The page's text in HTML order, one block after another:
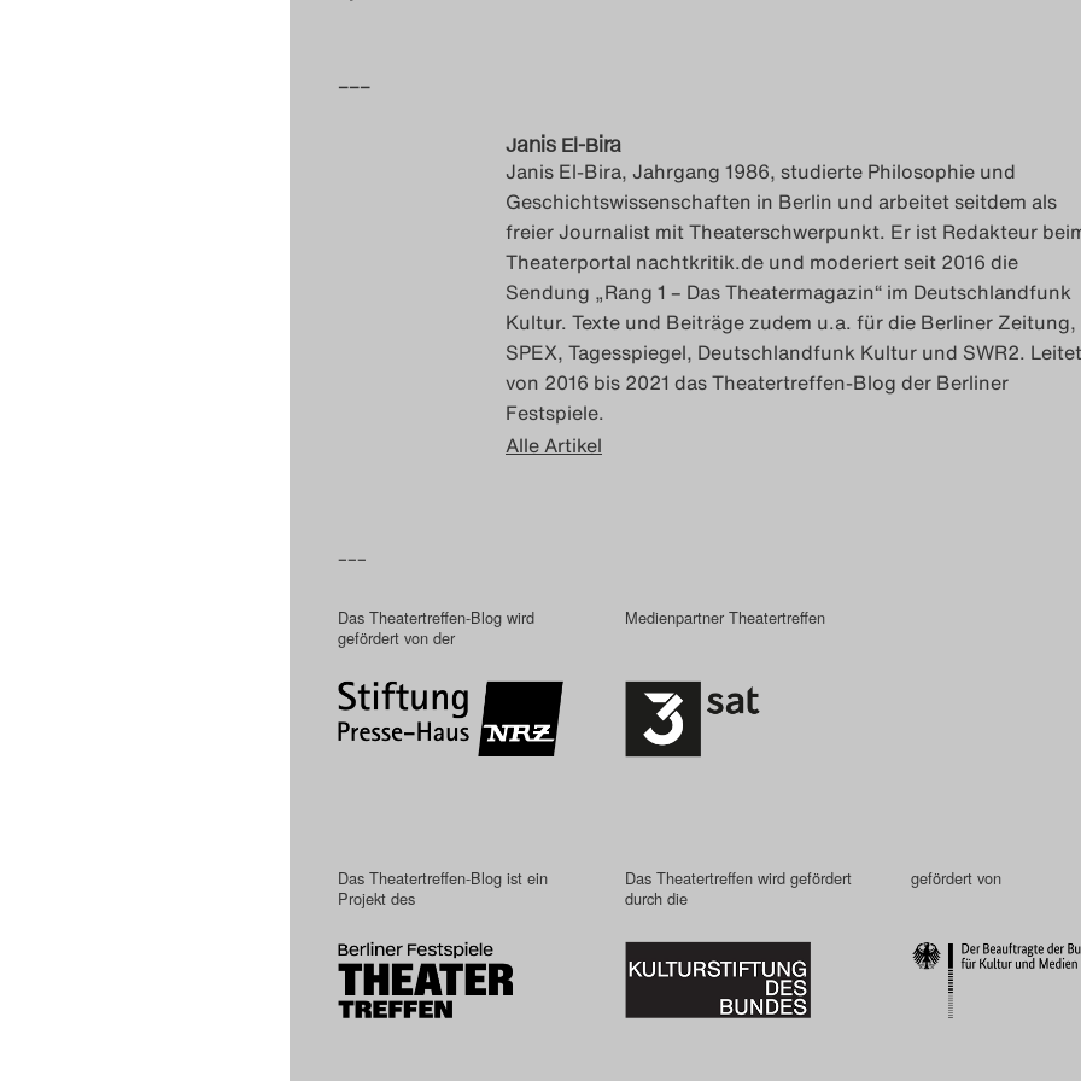
–––
Janis El-Bira
Janis El-Bira, Jahrgang 1986, studierte Philosophie und
Geschichtswissenschaften in Berlin und arbeitet seitdem als
freier Journalist mit Theaterschwerpunkt. Er ist Redakteur
Theaterportal nachtkritik.de und moderiert seit 2016 die
Sendung „Rang 1 – Das Theatermagazin“ im Deutschlandfunk
Kultur. Texte und Beiträge zudem u.a. für die Berliner Zeitung,
SPEX, Tagesspiegel, Deutschlandfunk Kultur und SWR2.
von 2016 bis 2021 das Theatertreffen-Blog der Berliner
Festspiele.
Alle Artikel
–––
Das Theatertreffen-Blog wird
gefördert von der
Medienpartner Theatertreffen
Das Theatertreffen-Blog ist ein
Projekt des
Das Theatertreffen wird gefördert
durch die
gefördert von